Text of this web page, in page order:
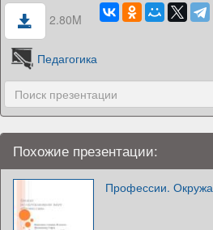
2.80M
Педагогика
Похожие презентации:
Профессии.